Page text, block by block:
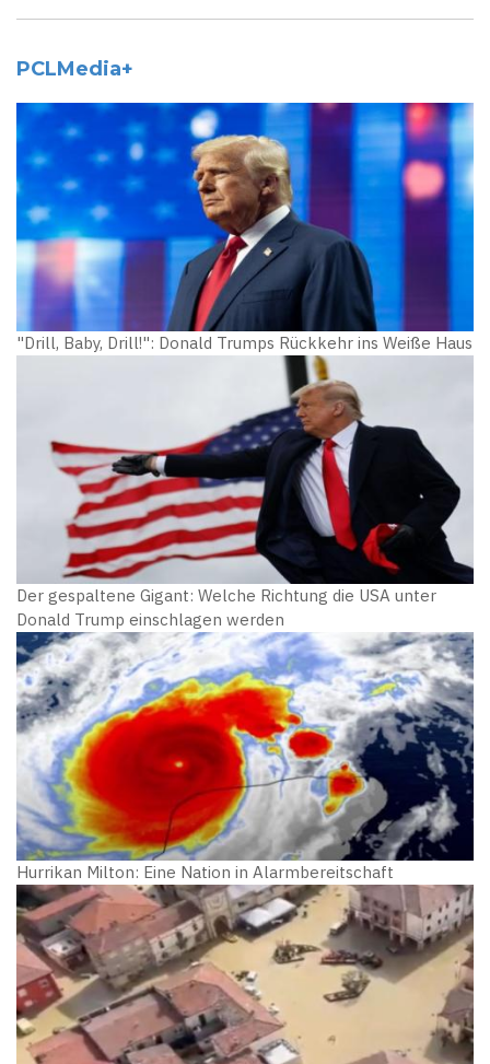
PCLMedia+
"Drill, Baby, Drill!": Donald Trumps Rückkehr ins Weiße Haus
Der gespaltene Gigant: Welche Richtung die USA unter
Donald Trump einschlagen werden
Hurrikan Milton: Eine Nation in Alarmbereitschaft